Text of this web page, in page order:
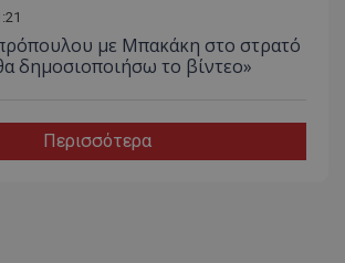
με Μπακάκη στο στρατό
δημοσιοποιήσω το βίντεο»
Περισσότερα